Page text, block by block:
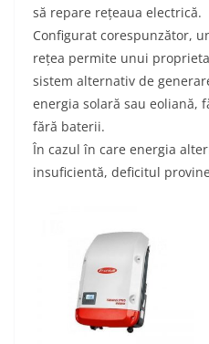
să repare rețeaua electrică.
Configurat corespunzător,
rețea permite unui
sistem alternativ de
energia solară sau eoliană,
fără baterii.
În cazul în care energia
insuficientă, deficitul